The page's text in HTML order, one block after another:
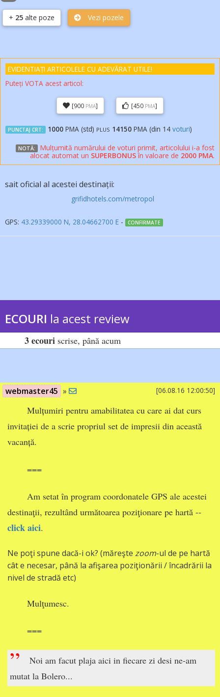
+ 25 alte poze Vezi pozele
EVIDENTIAȚI ARTICOLELE CU ADEVĂRAT UTILE!
Puteți VOTA acest articol:
[900 PMA] [450 PMA]
PUNCTAJ CRT: 1000 PMA (std) PLUS 14150 PMA (din 14 voturi)
NOTĂ:
Mulțumită numărului de voturi primit, articolului i-a fost
alocat automat un SUPERBONUSîn valoare de 2000 PMA.
sait oficial al acestei destinații:
grifidhotels.com/metropol
GPS: 43.29339000 N, 28.04662700 E - CONFIRMATE
ECOURI la acest review
3 ecouri scrise, până acum
webmaster45 [06.08.16 12:00:50]
»
Mulțumiri pentru amabilitatea cu care ai dat curs
invitației de a scrie propriul set de impresii din această
vacanță.
===
Am setat în program coordonatele GPS ale acestei
destinaţii, rezultând următoarea poziţionare pe hartă --
click aici.
Ne poţi spune dacă-i ok? (măreşte zoom-ul de pe hartă
cât e necesar, până la afişarea poziţionării / încadrării la
nivel de stradă etc)
Mulţumesc.
===
”
Noi am facut plaja aici in fiecare zi desi ne-am
mutat la Bolero...